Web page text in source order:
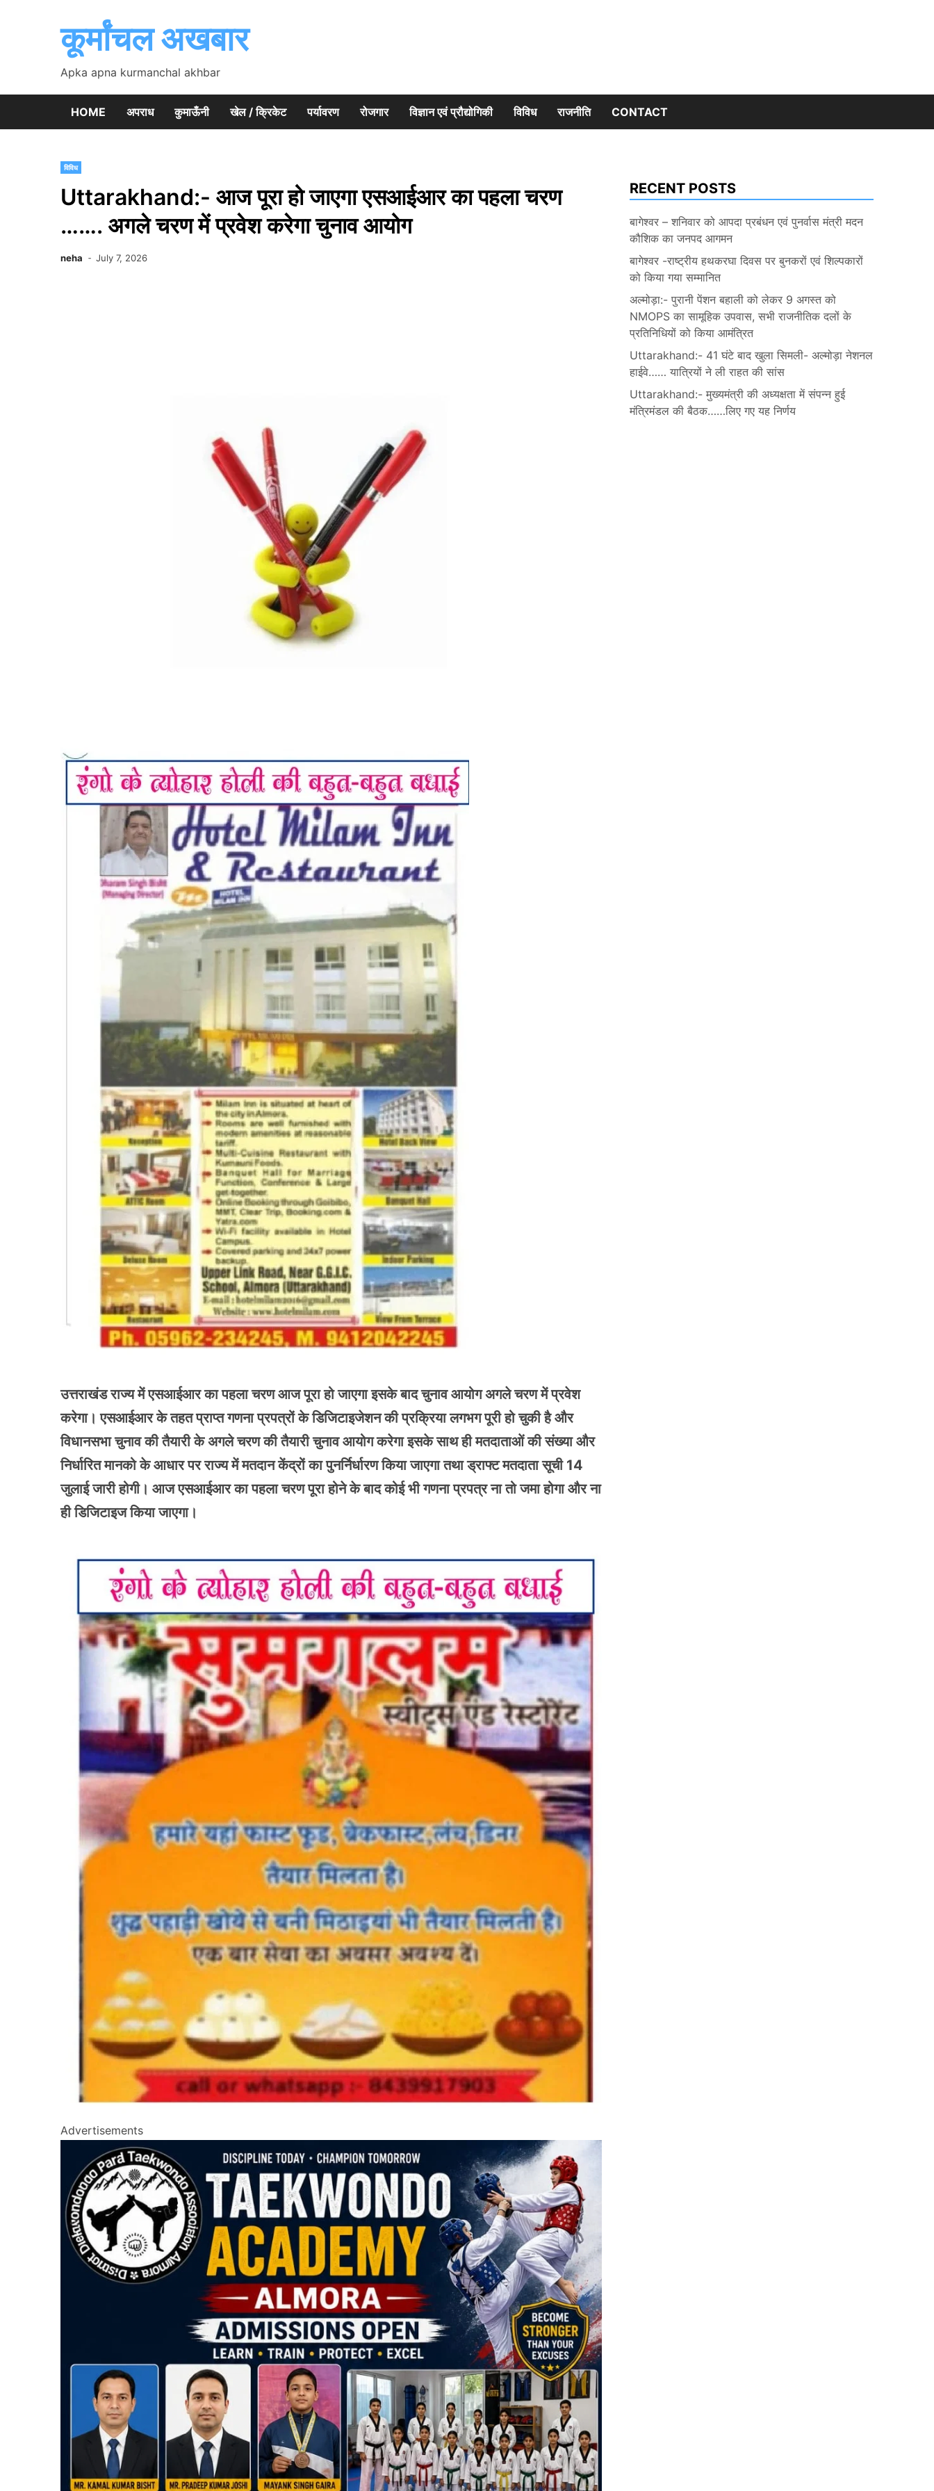
कूर्मांचल अखबार
Apka apna kurmanchal akhbar
HOME अपराध कुमाऊँनी खेल / क्रिकेट पर्यावरण रोजगार विज्ञान एवं प्रौद्योगिकी विविध राजनीति CONTACT
विविध
Uttarakhand:- आज पूरा हो जाएगा एसआईआर का पहला चरण
……. अगले चरण में प्रवेश करेगा चुनाव आयोग
neha July 7, 2026
उत्तराखंड राज्य में एसआईआर का पहला चरण आज पूरा हो जाएगा इसके बाद चुनाव आयोग अगले चरण में प्रवेश
करेगा। एसआईआर के तहत प्राप्त गणना प्रपत्रों के डिजिटाइजेशन की प्रक्रिया लगभग पूरी हो चुकी है और
विधानसभा चुनाव की तैयारी के अगले चरण की तैयारी चुनाव आयोग करेगा इसके साथ ही मतदाताओं की संख्या और
निर्धारित मानको के आधार पर राज्य में मतदान केंद्रों का पुनर्निर्धारण किया जाएगा तथा ड्राफ्ट मतदाता सूची 14
जुलाई जारी होगी। आज एसआईआर का पहला चरण पूरा होने के बाद कोई भी गणना प्रपत्र ना तो जमा होगा और ना
ही डिजिटाइज किया जाएगा।
Advertisements
RECENT POSTS
बागेश्वर – शनिवार को आपदा प्रबंधन एवं पुनर्वास मंत्री मदन
कौशिक का जनपद आगमन
बागेश्वर -राष्ट्रीय हथकरघा दिवस पर बुनकरों एवं शिल्पकारों
को किया गया सम्मानित
अल्मोड़ा:- पुरानी पेंशन बहाली को लेकर 9 अगस्त को
NMOPS का सामूहिक उपवास, सभी राजनीतिक दलों के
प्रतिनिधियों को किया आमंत्रित
Uttarakhand:- 41 घंटे बाद खुला सिमली- अल्मोड़ा नेशनल
हाईवे…… यात्रियों ने ली राहत की सांस
Uttarakhand:- मुख्यमंत्री की अध्यक्षता में संपन्न हुई
मंत्रिमंडल की बैठक……लिए गए यह निर्णय